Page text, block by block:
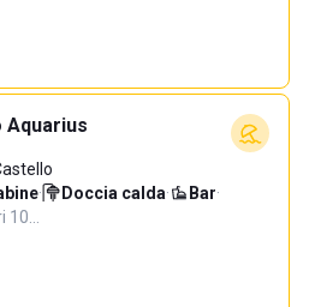
Aquarius
· Doccia calda· Bar·
10…